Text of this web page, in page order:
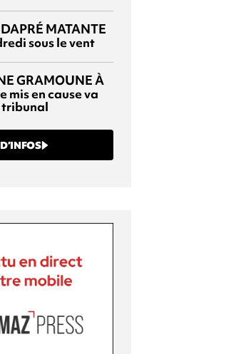
MATANTE
sous le vent
GRAMOUNE À
mis en cause va
tribunal